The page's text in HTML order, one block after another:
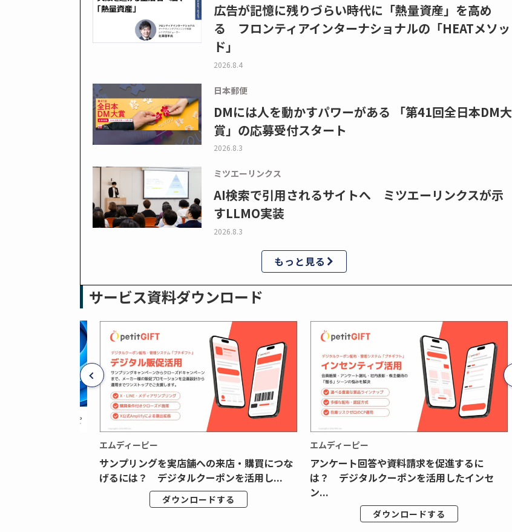
広告が記憶に残りづらい時代に「熱量資産」を高め
る フロンティアインターナショナルの「HEATメソッ
ド」
2026.8.4
日本郵便
DMには人を動かすパワーがある 「第41回全日本DM大
賞」の応募受付スタート
2026.8.3
ミツエーリンクス
AI検索で引用されるサイトへ ミツエーリンクスが示
すLLMO実装
2026.8.3
もっと見る
サービス資料ダウンロード
エムディーピー
サンプリングを実店舗への来店・購買につな
げるには？ デジタルクーポンを活用し...
ダウンロードする
エムディーピー
アンケート回答や資料請求を促進するに
は？ デジタルクーポンを活用したインセ
ン...
ダウンロードする